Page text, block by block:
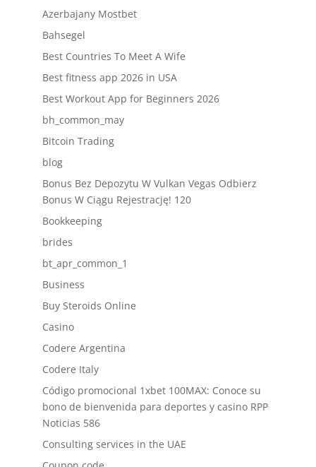
Azerbajany Mostbet
Bahsegel
Best Countries To Meet A Wife
Best fitness app 2026 in USA
Best Workout App for Beginners 2026
bh_common_may
Bitcoin Trading
blog
Bonus Bez Depozytu W Vulkan Vegas Odbierz
Bonus W Ciągu Rejestrację! 120
Bookkeeping
brides
bt_apr_common_1
Business
Buy Steroids Online
Casino
Codere Argentina
Codere Italy
Código promocional 1xbet 100MAX: Conoce su
bono de bienvenida para deportes y casino RPP
Noticias 586
Consulting services in the UAE